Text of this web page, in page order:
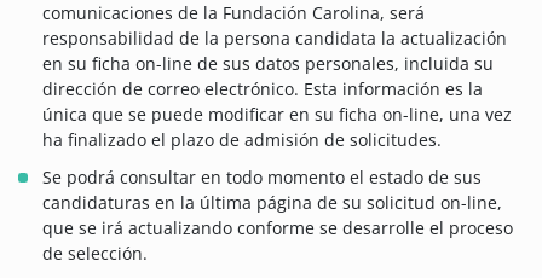
comunicaciones de la Fundación Carolina, será
responsabilidad de la persona candidata la actualización
en su ficha on-line de sus datos personales, incluida su
dirección de correo electrónico. Esta información es la
única que se puede modificar en su ficha on-line, una vez
ha finalizado el plazo de admisión de solicitudes.
Se podrá consultar en todo momento el estado de sus
candidaturas en la última página de su solicitud on-line,
que se irá actualizando conforme se desarrolle el proceso
de selección.